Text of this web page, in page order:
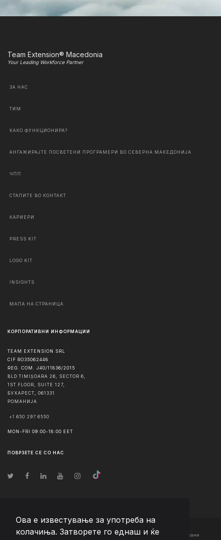
Ова е известување за употреба на
колачиња. Затворете го еднаш и ќе
Team Extension® Macedonia
Your Leading Workforce Partner
ЗА НАС
ТИМ
КАКО ФУНКЦИОНИРА?
АНГАЖИРАЈТЕ ПОСВЕТЕНИ ПРОГРАМЕРИ ВО СЕВЕРНА МАКЕДОНИЈА
ЧПП
СТАПИТЕ ВО КОНТАКТ
КАРИЕРИ
PRESS KIT
LOGO KIT
INSIGHTS
МАПА НА СТРАНИЦА
КОРПОРАТИВНИ ИНФОРМАЦИИ
TEAM EXTENSION SRL
CIF RO35062448
REG. COM. J40/11836/2015
BLD TIMIȘOARA 26, SECTOR 6,
1ST FLOOR, SUITE 127,
БУХАРЕСТ
061331
РОМАНИЈА
+1 650 297 6550
MON-FRI 09:00-18:00 EET
ПОВРЗЕТЕ СЕ СО НАС
© Авторско право2026 Team Extension Macedonia - Сите права задржани